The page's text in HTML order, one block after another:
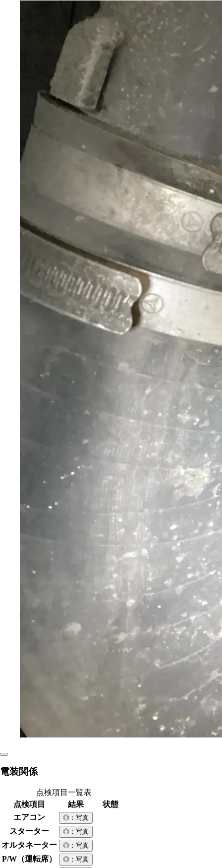
電装関係
点検項目一覧表
点検項目
結果
状態
エアコン
◎ ：写真
スターター ◎ ：写真
オルタネーター ◎ ：写真
P/W（運転席） ◎ ：写真